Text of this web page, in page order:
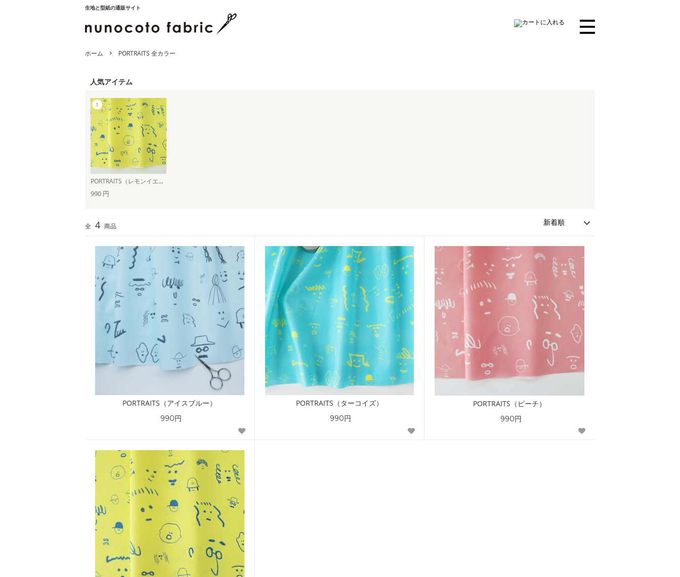
生地と型紙の通販サイト
ホーム PORTRAITS 全カラー
人気アイテム
PORTRAITS（レモンイエロー）
990 円
全 4 商品
PORTRAITS（アイスブルー）
990円
PORTRAITS（ターコイズ）
990円
PORTRAITS（ピーチ）
990円